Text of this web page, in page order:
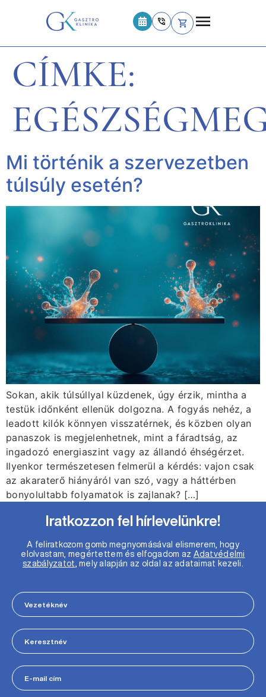
CÍMKE:
Mi történik a szervezetben
túlsúly esetén?
Sokan, akik túlsúllyal küzdenek, úgy érzik, mintha a
testük időnként ellenük dolgozna. A fogyás nehéz, a
leadott kilók könnyen visszatérnek, és közben olyan
panaszok is megjelenhetnek, mint a fáradtság, az
ingadozó energiaszint vagy az állandó éhségérzet.
Ilyenkor természetesen felmerül a kérdés: vajon csak
az akaraterő hiányáról van szó, vagy a háttérben
bonyolultabb folyamatok is zajlanak? […]
Iratkozzon fel hírlevelünkre!
A feliratkozom gomb megnyomásával elismerem, hogy
elolvastam, megértettem és elfogadom az Adatvédelmi
szabályzatot , mely alapján az oldal az adataimat kezeli.